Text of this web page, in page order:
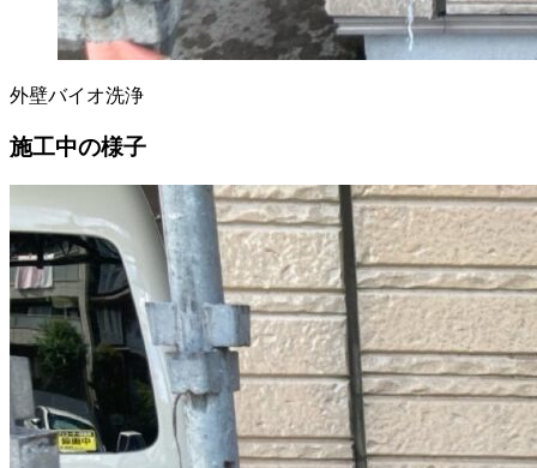
外壁バイオ洗浄
施工中の様子